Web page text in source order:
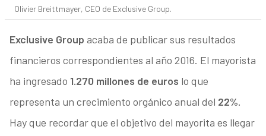
Olivier Breittmayer, CEO de Exclusive Group.
Exclusive Group acaba de publicar sus resultados
financieros correspondientes al año 2016. El mayorista
ha ingresado 1.270 millones de euros lo que
representa un crecimiento orgánico anual del 22%.
Hay que recordar que el objetivo del mayorita es llegar